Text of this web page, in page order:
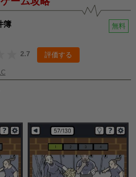
簿 無料
2.7 評価する